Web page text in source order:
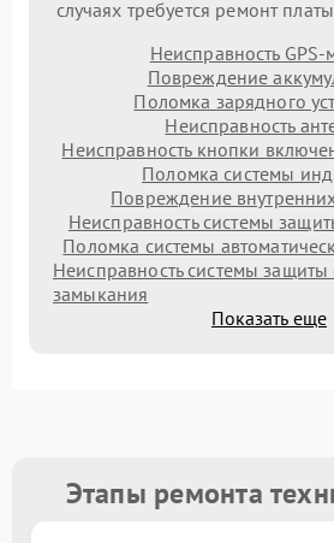
случаях требуется ремонт
Неисправность GPS-
Повреждение
Поломка зарядного
Неисправность
Неисправность кнопки
Поломка системы
Повреждение
Неисправность системы
Поломка системы
Неисправность системы защиты
замыкания
Показать еще
Этапы ремонта